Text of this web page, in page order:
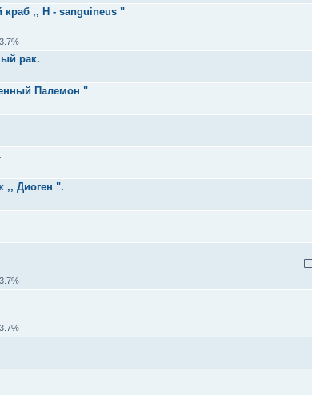
,, Н - sanguineus "
рак.
Палемон "
,, Диоген ".